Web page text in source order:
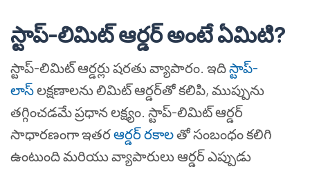
స్టాప్-లిమిట్ ఆర్డర్ అంటే ఏమిటి?
స్టాప్-లిమిట్ ఆర్డర్లు షరతు వ్యాపారం. ఇదిస్టాప్-
లాస్లక్షణాలను లిమిట్ ఆర్డర్‌తో కలిపి, ముప్పును
తగ్గించడమే ప్రధాన లక్ష్యం. స్టాప్-లిమిట్ ఆర్డర్
సాధారణంగా ఇతరఆర్డర్ రకాలతో సంబంధం కలిగి
ఉంటుంది మరియు వ్యాపారులు ఆర్డర్ ఎప్పుడు